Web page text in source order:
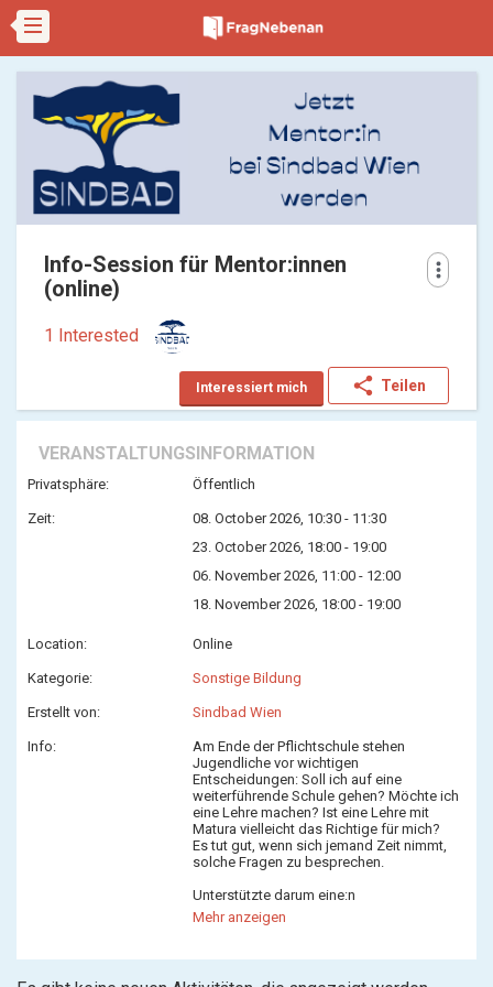
Info-Session für Mentor:innen
(online)
1 Interested
Interessiert mich share Teilen
more_vert
VERANSTALTUNGSINFORMATION
Privatsphäre: Öffentlich
Zeit:
08. October 2026, 10:30 - 11:30
23. October 2026, 18:00 - 19:00
06. November 2026, 11:00 - 12:00
18. November 2026, 18:00 - 19:00
Location: Online
Kategorie: Sonstige Bildung
Erstellt von: Sindbad Wien
Info:
Am Ende der Pflichtschule stehen
Jugendliche vor wichtigen
Entscheidungen: Soll ich auf eine
weiterführende Schule gehen? Möchte ich
eine Lehre machen? Ist eine Lehre mit
Matura vielleicht das Richtige für mich?
Es tut gut, wenn sich jemand Zeit nimmt,
solche Fragen zu besprechen.
Unterstützte darum eine:n
sozioökonomisch benachteilgte:n
Jugendliche:n am Ende seiner:ihrer
Sindbad Wien!
Du hast Lust als Mentor:in eine:n
Mehr anzeigen